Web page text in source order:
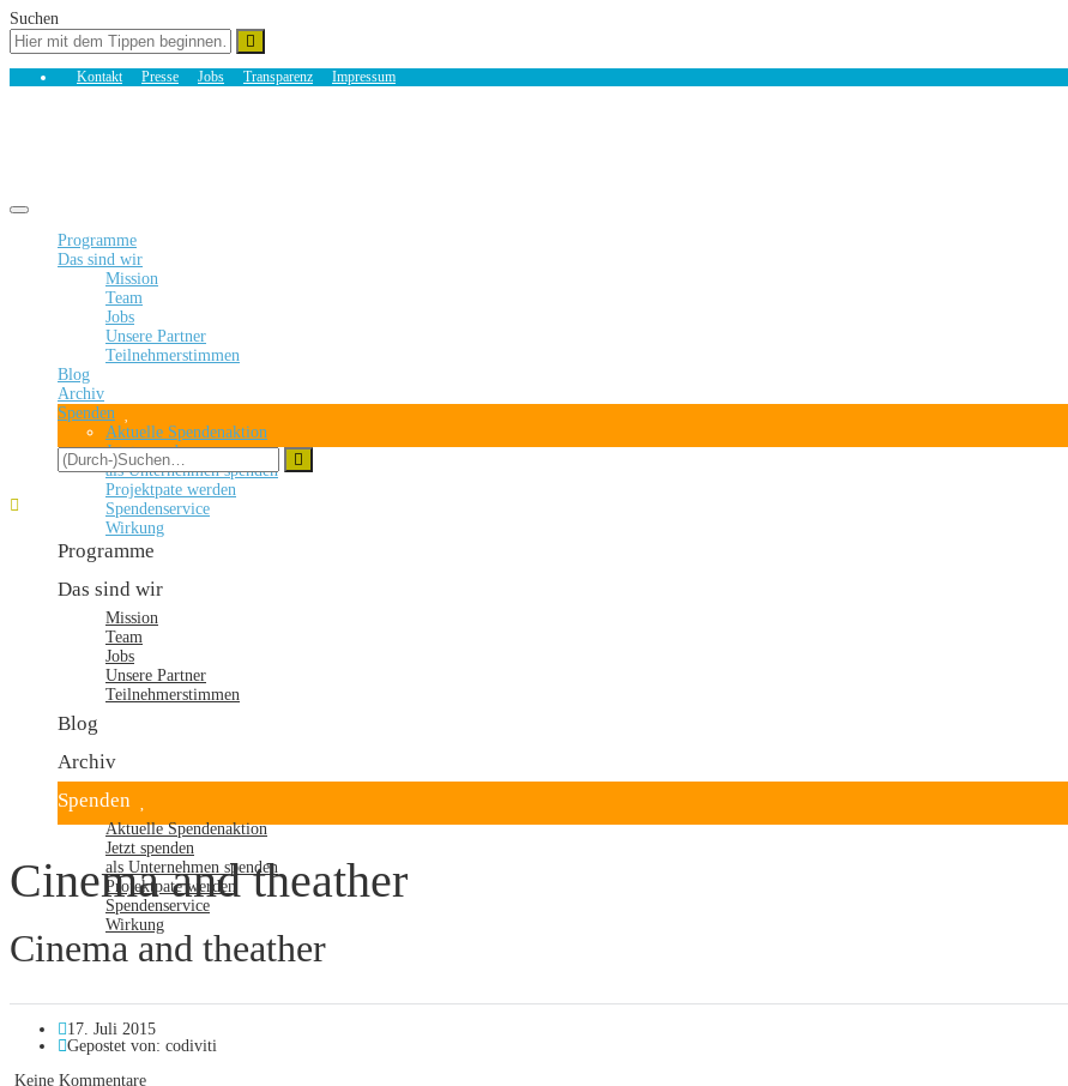
Suchen
Kontakt Presse Jobs Transparenz Impressum
Toggle navigation
Programme
Das sind wir
Mission
Team
Jobs
Unsere Partner
Teilnehmerstimmen
Blog
Archiv
Spenden
Aktuelle Spendenaktion
Jetzt spenden
als Unternehmen spenden
Projektpate werden
Spendenservice
Wirkung
Programme
Das sind wir
Mission
Team
Jobs
Unsere Partner
Teilnehmerstimmen
Blog
Archiv
Spenden
Aktuelle Spendenaktion
Jetzt spenden
als Unternehmen spenden
Projektpate werden
Spendenservice
Wirkung
Cinema and theather
Cinema and theather
17. Juli 2015
Gepostet von: codiviti
Keine Kommentare